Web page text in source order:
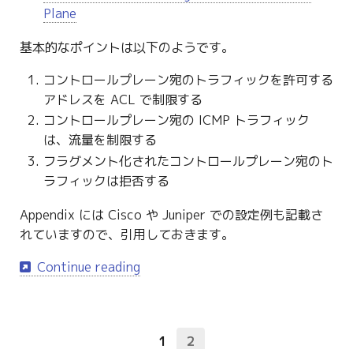
Plane
基本的なポイントは以下のようです。
コントロールプレーン宛のトラフィックを許可する
アドレスを ACL で制限する
コントロールプレーン宛の ICMP トラフィック
は、流量を制限する
フラグメント化されたコントロールプレーン宛のト
ラフィックは拒否する
Appendix には Cisco や Juniper での設定例も記載さ
れていますので、引用しておきます。
Continue reading
1 2